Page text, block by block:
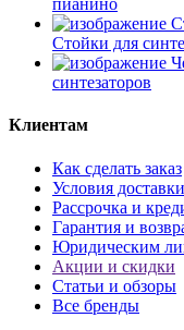
пианино
Стойки для
синтезаторов
Клиентам
Как сделать заказ
Условия
Рассрочка и
Гарантия и
Юридическим
Акции и скидки
Статьи и обзоры
Все бренды